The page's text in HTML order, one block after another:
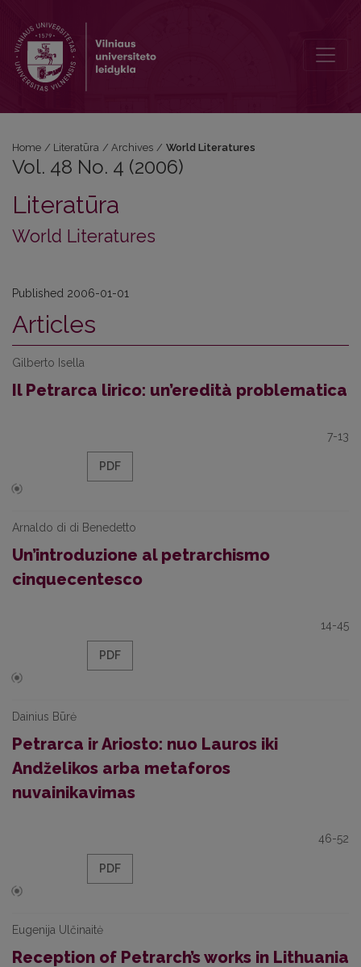
Home / Literatūra / Archives / World Literatures
Vol. 48 No. 4 (2006)
Literatūra
World Literatures
Published 2006-01-01
Articles
Gilberto Isella
Il Petrarca lirico: un’eredità problematica
7-13
PDF
Arnaldo di di Benedetto
Un’introduzione al petrarchismo
cinquecentesco
14-45
PDF
Dainius Būrė
Petrarca ir Ariosto: nuo Lauros iki
Andželikos arba metaforos
nuvainikavimas
46-52
PDF
Eugenija Ulčinaitė
Reception of Petrarch’s works in Lithuania